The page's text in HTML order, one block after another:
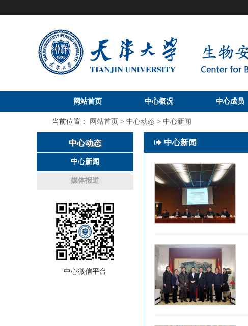
网站首页 中心概况 中心成员
当前位置： 网站首页 > 中心动态 > 中心新闻
中心动态
中心新闻
媒体报道
中心微信平台
中心新闻